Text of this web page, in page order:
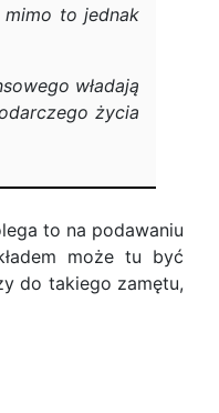
mimo to jednak
władają
życia
to na podawaniu
może tu być
do takiego zamętu,